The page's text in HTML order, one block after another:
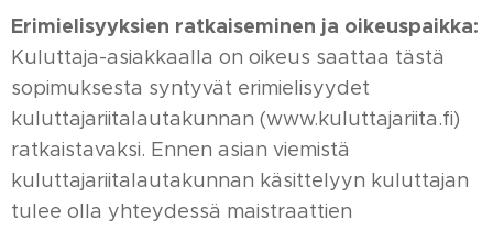
Erimielisyyksien ratkaiseminen ja oikeuspaikka:
Kuluttaja-asiakkaalla on oikeus saattaa tästä
sopimuksesta syntyvät erimielisyydet
kuluttajariitalautakunnan (www.kuluttajariita.fi)
ratkaistavaksi. Ennen asian viemistä
kuluttajariitalautakunnan käsittelyyn kuluttajan
tulee olla yhteydessä maistraattien